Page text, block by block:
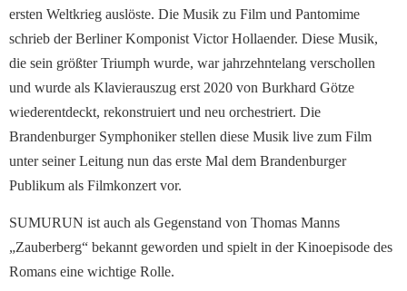
ersten Weltkrieg auslöste. Die Musik zu Film und Pantomime
schrieb der Berliner Komponist Victor Hollaender. Diese Musik,
die sein größter Triumph wurde, war jahrzehntelang verschollen
und wurde als Klavierauszug erst 2020 von Burkhard Götze
wiederentdeckt, rekonstruiert und neu orchestriert. Die
Brandenburger Symphoniker stellen diese Musik live zum Film
unter seiner Leitung nun das erste Mal dem Brandenburger
Publikum als Filmkonzert vor.
SUMURUN ist auch als Gegenstand von Thomas Manns
„Zauberberg“ bekannt geworden und spielt in der Kinoepisode des
Romans eine wichtige Rolle.